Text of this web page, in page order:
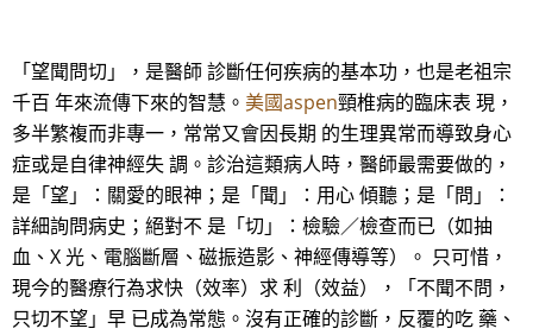
「望聞問切」，是醫師 診斷任何疾病的基本功，也是老祖宗
千百 年來流傳下來的智慧。 美國aspen頸椎病的臨床表 現，
多半繁複而非專一，常常又會因長期 的生理異常而導致身心
症或是自律神經失 調。診治這類病人時，醫師最需要做的，
是「望」：關愛的眼神；是「聞」：用心 傾聽；是「問」：
詳細詢問病史；絕對不 是「切」：檢驗／檢查而已（如抽
血、X 光、電腦斷層、磁振造影、神經傳導等）。 只可惜，
現今的醫療行為求快（效率）求 利（效益），「不聞不問，
只切不望」早 已成為常態。沒有正確的診斷，反覆的吃 藥、